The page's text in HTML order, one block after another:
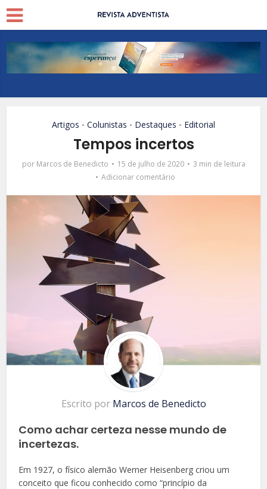
Artigos • Colunistas • Destaques • Editorial
Tempos incertos
por Marcos de Benedicto 15 de julho de 2020
3 min de leitura
Adicionar comentário
Escrito por Marcos de Benedicto
Como achar certeza nesse mundo de
incertezas.
Em 1927, o físico alemão Werner Heisenberg criou um
conceito que ficou conhecido como “princípio da